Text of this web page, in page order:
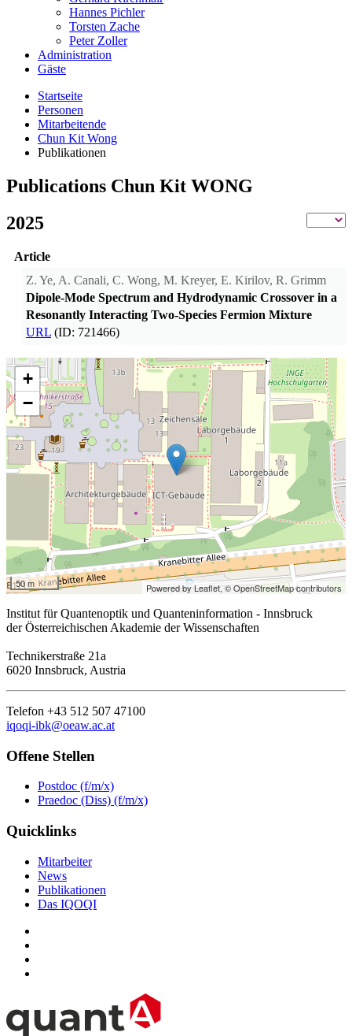
Hannes Pichler
Torsten Zache
Peter Zoller
Administration
Gäste
Startseite
Personen
Mitarbeitende
Chun Kit Wong
Publikationen
Publications Chun Kit WONG
2025
Article
Z. Ye, A. Canali, C. Wong, M. Kreyer, E. Kirilov, R. Grimm
Dipole-Mode Spectrum and Hydrodynamic Crossover in a
Resonantly Interacting Two-Species Fermion Mixture
URL (ID: 721466)
+
−
50 m Powered by Leaflet,© OpenStreetMap contributors
Institut für Quantenoptik und Quanteninformation - Innsbruck
der Österreichischen Akademie der Wissenschaften
Technikerstraße 21a
6020 Innsbruck, Austria
Telefon +43 512 507 47100
iqoqi-ibk@oeaw.ac.at
Offene Stellen
Postdoc (f/m/x)
Praedoc (Diss) (f/m/x)
Quicklinks
Mitarbeiter
News
Publikationen
Das IQOQI